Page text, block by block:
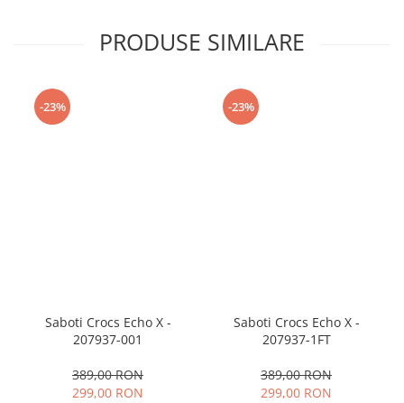
PRODUSE SIMILARE
-23%
Saboti Crocs Echo X -
207937-001
389,00 RON
299,00 RON
-23%
Saboti Crocs Echo X -
207937-1FT
389,00 RON
299,00 RON